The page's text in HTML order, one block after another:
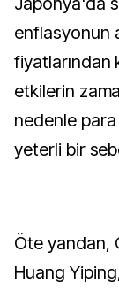
enflasyonun
fiyatlarından
etkilerin
nedenle para
yeterli bir
Öte yandan,
Huang